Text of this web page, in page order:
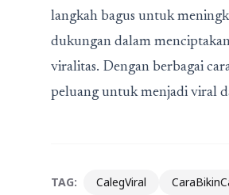
langkah bagus untuk
dukungan dalam
viralitas. Dengan berbagai
peluang untuk menjadi viral
TAG: CalegViral